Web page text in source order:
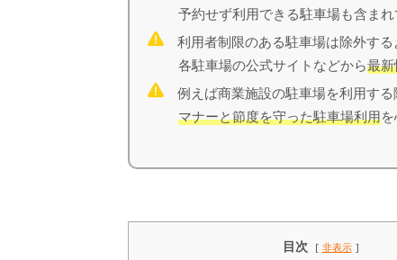
予約せず利用できる駐車場も含まれ
利用者制限のある駐車場は除外す
各駐車場の公式サイトなどから最
例えば商業施設の駐車場を利用す
マナーと節度を守った駐車場利用
目次 非表示